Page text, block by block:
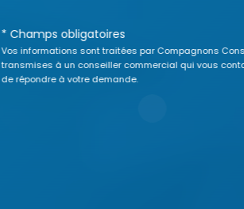
* Champs obligatoires
Vos informations sont traitées par Compagnons
transmises à un conseiller commercial qui vous
de répondre à votre demande.